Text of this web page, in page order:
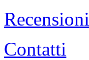
Recensioni
Contatti